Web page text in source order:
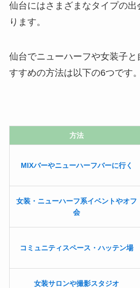
仙台にはさまざまなタイプの出
ります。
仙台でニューハーフや女装子と
すすめの方法は以下の6つです。
方法
MIXバーやニューハーフバーに行く
女装・ニューハーフ系イベントやオフ
会
コミュニティスペース・ハッテン場
女装サロンや撮影スタジオ